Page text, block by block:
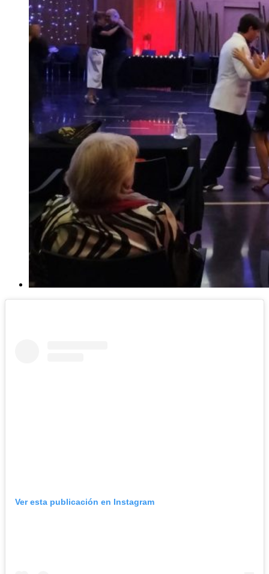
Ver esta publicación en Instagram